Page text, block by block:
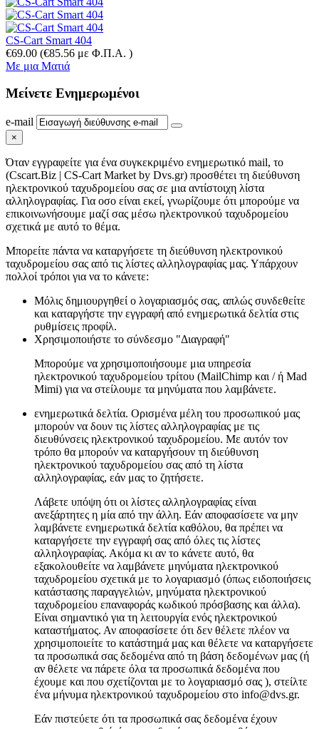
CS-Cart Smart 404
€69.00 (€85.56 με Φ.Π.Α. )
Με μια Ματιά
Μείνετε Ενημερωμένοι
e-mail
×
Όταν εγγραφείτε για ένα συγκεκριμένο ενημερωτικό mail, το
(Cscart.Biz | CS-Cart Market by Dvs.gr) προσθέτει τη διεύθυνση
ηλεκτρονικού ταχυδρομείου σας σε μια αντίστοιχη λίστα
αλληλογραφίας. Για οσο είναι εκεί, γνωρίζουμε ότι μπορούμε να
επικοινωνήσουμε μαζί σας μέσω ηλεκτρονικού ταχυδρομείου
σχετικά με αυτό το θέμα.
Μπορείτε πάντα να καταργήσετε τη διεύθυνση ηλεκτρονικού
ταχυδρομείου σας από τις λίστες αλληλογραφίας μας. Υπάρχουν
πολλοί τρόποι για να το κάνετε:
Μόλις δημιουργηθεί ο λογαριασμός σας, απλώς συνδεθείτε
και καταργήστε την εγγραφή από ενημερωτικά δελτία στις
ρυθμίσεις προφίλ.
Χρησιμοποιήστε το σύνδεσμο "Διαγραφή"
Μπορούμε να χρησιμοποιήσουμε μια υπηρεσία
ηλεκτρονικού ταχυδρομείου τρίτου (MailChimp και / ή Mad
Mimi) για να στείλουμε τα μηνύματα που λαμβάνετε.
ενημερωτικά δελτία. Ορισμένα μέλη του προσωπικού μας
μπορούν να δουν τις λίστες αλληλογραφίας με τις
διευθύνσεις ηλεκτρονικού ταχυδρομείου. Με αυτόν τον
τρόπο θα μπορούν να καταργήσουν τη διεύθυνση
ηλεκτρονικού ταχυδρομείου σας από τη λίστα
αλληλογραφίας, εάν μας το ζητήσετε.
Λάβετε υπόψη ότι οι λίστες αλληλογραφίας είναι
ανεξάρτητες η μία από την άλλη. Εάν αποφασίσετε να μην
λαμβάνετε ενημερωτικά δελτία καθόλου, θα πρέπει να
καταργήσετε την εγγραφή σας από όλες τις λίστες
αλληλογραφίας. Ακόμα κι αν το κάνετε αυτό, θα
εξακολουθείτε να λαμβάνετε μηνύματα ηλεκτρονικού
ταχυδρομείου σχετικά με το λογαριασμό (όπως ειδοποιήσεις
κατάστασης παραγγελιών, μηνύματα ηλεκτρονικού
ταχυδρομείου επαναφοράς κωδικού πρόσβασης και άλλα).
Είναι σημαντικό για τη λειτουργία ενός ηλεκτρονικού
καταστήματος. Αν αποφασίσετε ότι δεν θέλετε πλέον να
χρησιμοποιείτε το κατάστημά μας και θέλετε να καταργήσετε
τα προσωπικά σας δεδομένα από τη βάση δεδομένων μας (ή
αν θέλετε να πάρετε όλα τα προσωπικά δεδομένα που
έχουμε και που σχετίζονται με το λογαριασμό σας ), στείλτε
ένα μήνυμα ηλεκτρονικού ταχυδρομείου στο info@dvs.gr.
Εάν πιστεύετε ότι τα προσωπικά σας δεδομένα έχουν